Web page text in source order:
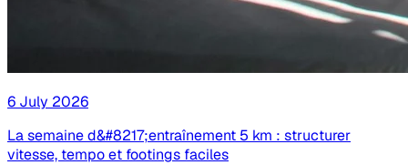
6 July 2026
La semaine d&#8217;entraînement 5 km : structurer
vitesse, tempo et footings faciles